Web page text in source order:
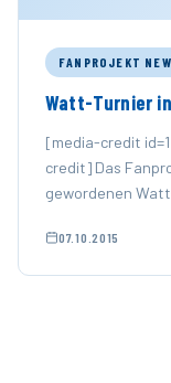
FANPROJEKT
Watt-Turnier
[media-credit
credit] Das
gewordenen
des …
07.10.2015